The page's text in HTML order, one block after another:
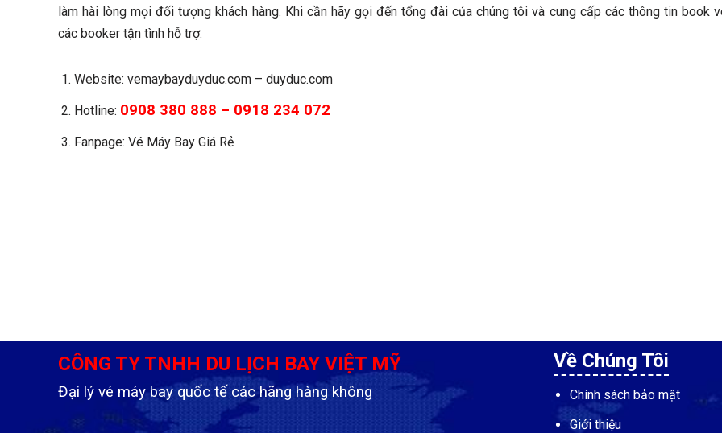
làm hài lòng mọi đối tượng khách hàng. Khi cần hãy gọi đến tổng đài của chúng tôi và cung cấp các thông tin book
các booker tận tình hỗ trợ.
Website: vemaybayduyduc.com – duyduc.com
Hotline: 0908 380 888 – 0918 234 072
Fanpage: Vé Máy Bay Giá Rẻ
CÔNG TY TNHH DU LỊCH BAY VIỆT MỸ
Đại lý vé máy bay quốc tế các hãng hàng không
Về Chúng Tôi
Chính sách bảo mật
Giới thiệu